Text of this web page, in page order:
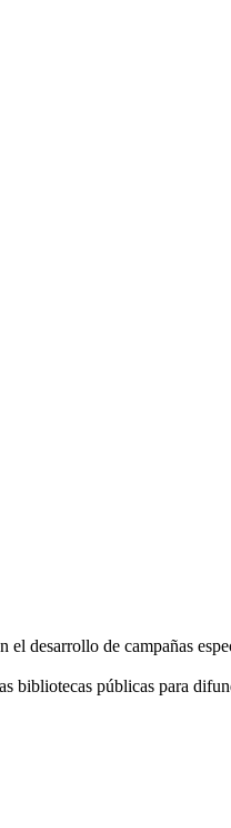
desarrollo de campañas
bibliotecas públicas para